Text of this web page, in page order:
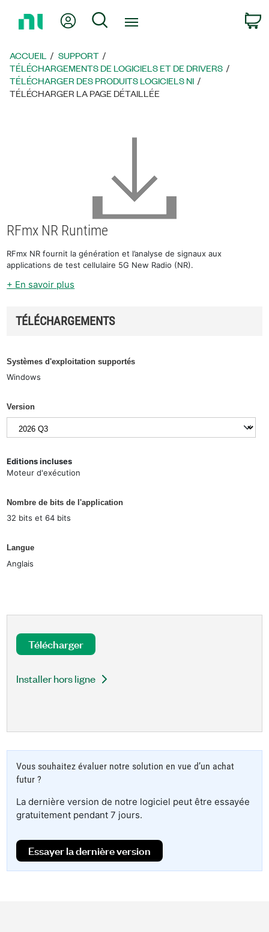
page
d’accueil
Mon compteRechercher
ACCUEIL
SUPPORT
TÉLÉCHARGEMENTS DE LOGICIELS ET DE DRIVERS
TÉLÉCHARGER DES PRODUITS LOGICIELS NI
TÉLÉCHARGER LA PAGE DÉTAILLÉE
RFmx NR Runtime
RFmx NR fournit la génération et l’analyse de signaux aux
applications de test cellulaire 5G New Radio (NR).
+ En savoir plus
TÉLÉCHARGEMENTS
Systèmes d'exploitation supportés
Windows
Version
Editions incluses
Moteur d'exécution
Nombre de bits de l'application
32 bits et 64 bits
Langue
Anglais
Télécharger
Installer hors ligne
Vous souhaitez évaluer notre solution en vue d’un achat
futur ?
La dernière version de notre logiciel peut être essayée
gratuitement pendant 7 jours.
Essayer la dernière version